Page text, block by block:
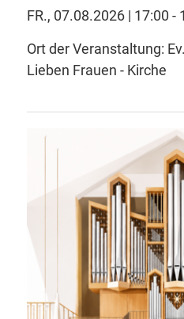
FR., 07.08.2026 | 17:00 -
Ort der Veranstaltung:
Lieben Frauen - Kirche